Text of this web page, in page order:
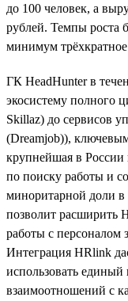
до 100 человек, а
рублей. Темпы роста
минимум
ГК HeadHunter в
экосистему полного
Skillaz) до сервисов
(Dreamjob)),
крупнейшая в
по поиску работы и
миноритарной доли
позволит расширить
работы с персоналом
Интеграция HRlink
использовать
взаимоотношений с